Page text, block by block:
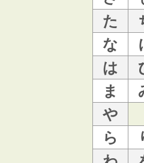
た
な
は
ま
や
ら